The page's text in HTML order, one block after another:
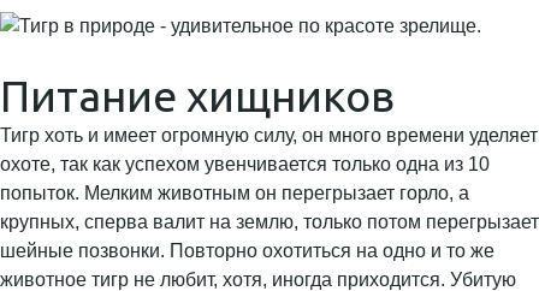
Питание хищников
Тигр хоть и имеет огромную силу, он много времени уделяет
охоте, так как успехом увенчивается только одна из 10
попыток. Мелким животным он перегрызает горло, а
крупных, сперва валит на землю, только потом перегрызает
шейные позвонки. Повторно охотиться на одно и то же
животное тигр не любит, хотя, иногда приходится. Убитую